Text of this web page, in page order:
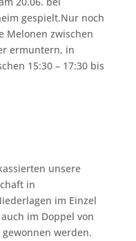
gespielt.Nur noch
Melonen zwischen
ermuntern, in
15:30 – 17:30 bis
unsere
in
im Einzel
im Doppel von
werden.